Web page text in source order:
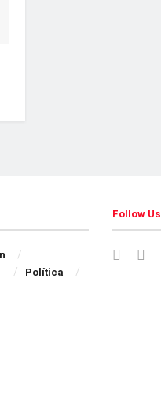
Política
Follow Us